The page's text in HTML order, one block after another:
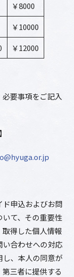
￥8000
￥10000
￥12000
要事項をご記入
ド申込およびお問
て、その重要性
得した個人情報
い合わせへの対応
し、本人の同意が
三者に提供する